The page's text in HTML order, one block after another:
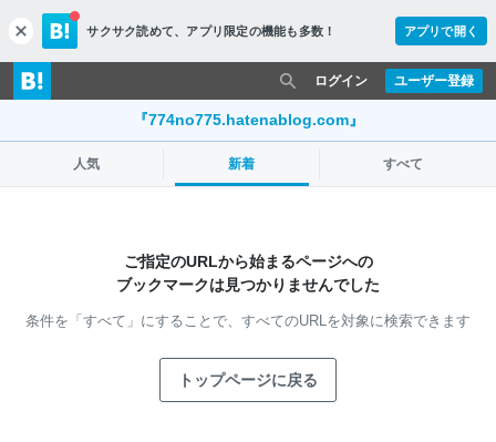
c
l
o
s
サクサク読めて、 アプリ限定の機能も多数！ アプリで開く
ユーザー登録
ログイン
『774no775.hatenablog.com』
人気 新着 すべて
ご指定のURLから始まるページへの
ブックマークは見つかりませんでした
条件を「すべて」にすることで、 すべてのURLを対象に検索できます
トップページに戻る